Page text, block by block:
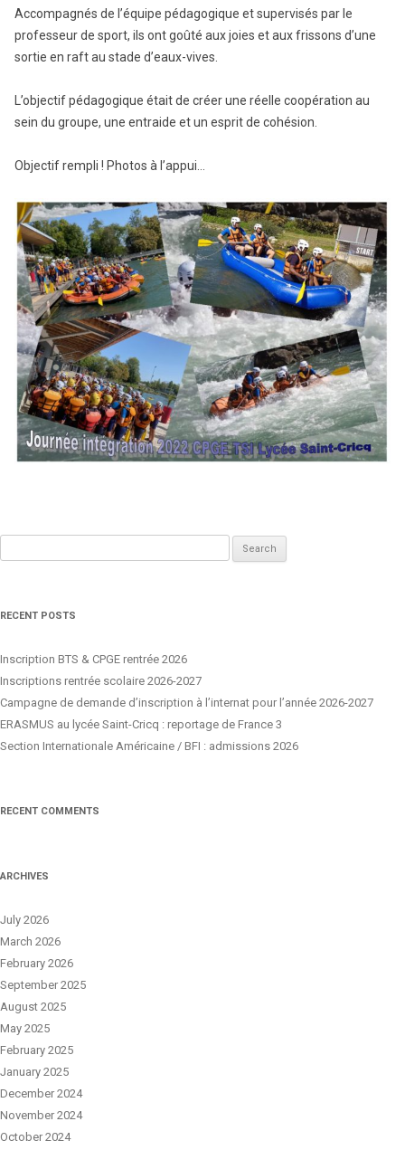
Accompagnés de l’équipe pédagogique et supervisés par le
professeur de sport, ils ont goûté aux joies et aux frissons d’une
sortie en raft au stade d’eaux-vives.
L’objectif pédagogique était de créer une réelle coopération au
sein du groupe, une entraide et un esprit de cohésion.
Objectif rempli ! Photos à l’appui…
RECENT POSTS
Inscription BTS & CPGE rentrée 2026
Inscriptions rentrée scolaire 2026-2027
Campagne de demande d’inscription à l’internat pour l’année 2026-2027
ERASMUS au lycée Saint-Cricq : reportage de France 3
Section Internationale Américaine / BFI : admissions 2026
RECENT COMMENTS
ARCHIVES
July 2026
March 2026
February 2026
September 2025
August 2025
May 2025
February 2025
January 2025
December 2024
November 2024
October 2024